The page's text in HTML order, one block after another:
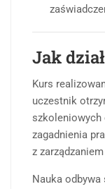
Jak
Kurs
uczestnik
szkoleniowych
zagadnienia
z
Nauka